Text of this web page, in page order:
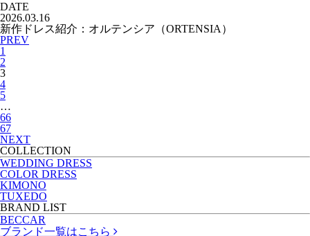
DATE
2026.03.16
新作ドレス紹介：オルテンシア（ORTENSIA）
PREV
1
2
3
4
5
…
66
67
NEXT
COLLECTION
WEDDING DRESS
COLOR DRESS
KIMONO
TUXEDO
BRAND LIST
BECCAR
ブランド一覧はこちら